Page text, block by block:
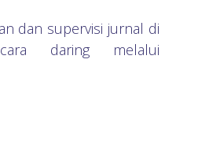
dan supervisi jurnal di
daring melalui